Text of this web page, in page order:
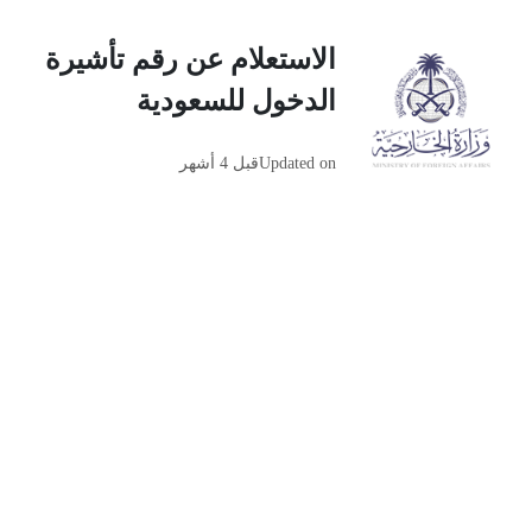
الاستعلام عن رقم تأشيرة
الدخول للسعودية
Updated onقبل 4 أشهر